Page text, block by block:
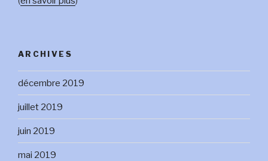
ARCHIVES
décembre 2019
juillet 2019
juin 2019
mai 2019